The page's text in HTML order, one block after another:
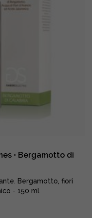
• Bergamotto di
Bergamotto, fiori
- 150 ml